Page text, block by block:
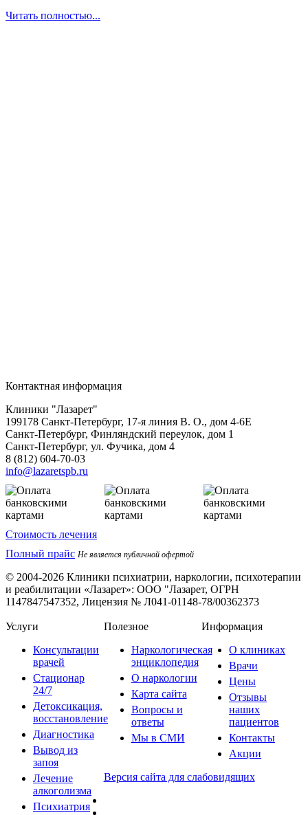
Читать полностью...
Контактная информация
Клиники "Лазарет"
199178 Санкт-Петербург, 17-я линия В. О., дом 4-6Е
Санкт-Петербург, Финляндский переулок, дом 1
Санкт-Петербург, ул. Фучика, дом 4
8 (812) 604-70-03
info@lazaretspb.ru
Стоимость лечения
Полный прайс Не является публичной офертой
© 2004-2026 Клиники психиатрии, наркологии, психотерапии
и реабилитации «Лазарет»: ООО "Лазарет, ОГРН
1147847547352, Лицензия № Л041-01148-78/00362373
Услуги
Консультации
врачей
Стационар
24/7
Детоксикация,
восстановление
Диагностика
Вывод из
запоя
Лечение
алкоголизма
Психиатрия
Полезное
Наркологическая
энциклопедия
О наркологии
Карта сайта
Вопросы и
ответы
Мы в СМИ
Информация
О клиниках
Врачи
Цены
Отзывы
наших
пациентов
Контакты
Акции
Версия сайта для слабовидящих